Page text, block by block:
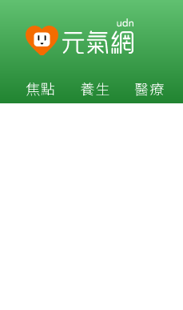
焦點 養生 醫療